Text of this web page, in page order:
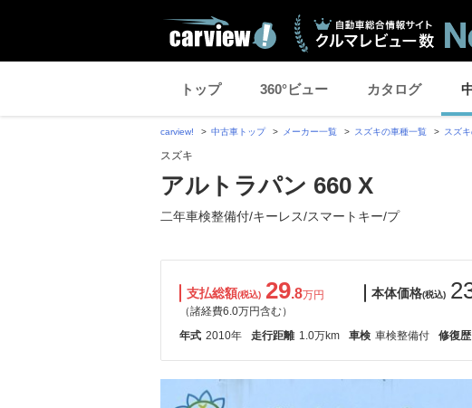
トップ 360°ビュー カタログ
carview! 中古車トップ メーカー一覧 スズキの車種一覧 スズ
スズキ
アルトラパン 660 X
二年車検整備付/キーレス/スマートキー/プ
支払総額(税込) 29.8万円
（諸経費6.0万円含む）
本体価格(税込)
年式 2010年 走行距離 1.0万km 車検 車検整備付 修復歴